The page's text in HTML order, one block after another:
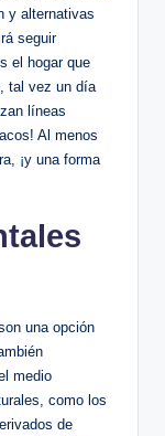
y alternativas
seguir
el hogar que
tal vez un día
líneas
Al menos
¡y una forma
una opción
medio
como los
de